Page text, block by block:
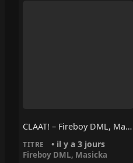
CLAAT! – Fireboy DML, Masicka
TITRE • il y a 3 jours
Fireboy DML, Masicka